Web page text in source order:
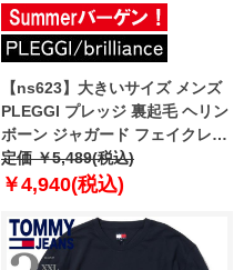
【ns623】大きいサイズ メンズ
PLEGGI プレッジ 裏起毛 ヘリン
ボーン ジャガード フェイクレイ
ヤード Vネック 長袖 Tシャツ 65-
88151-2
定価 ￥5,489(税込)
￥4,940(税込)